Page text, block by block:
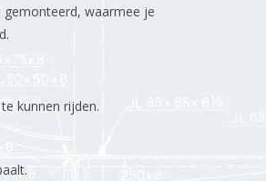
gemonteerd, waarmee je
kunnen rijden.